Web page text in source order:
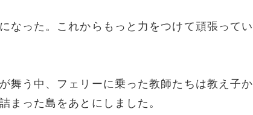
なった。これからもっと力をつけて頑張ってい
舞う中、フェリーに乗った教師たちは教え子か
まった島をあとにしました。